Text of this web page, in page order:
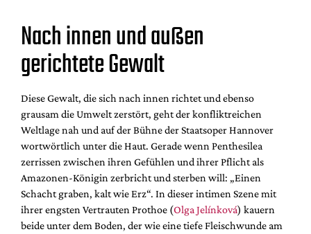
Nach innen und außen
gerichtete Gewalt
Diese Gewalt, die sich nach innen richtet und ebenso
grausam die Umwelt zerstört, geht der konfliktreichen
Weltlage nah und auf der Bühne der Staatsoper Hannover
wortwörtlich unter die Haut. Gerade wenn Penthesilea
zerrissen zwischen ihren Gefühlen und ihrer Pflicht als
Amazonen-Königin zerbricht und sterben will: „Einen
Schacht graben, kalt wie Erz“. In dieser intimen Szene mit
ihrer engsten Vertrauten Prothoe (Olga Jelínková) kauern
beide unter dem Boden, der wie eine tiefe Fleischwunde am